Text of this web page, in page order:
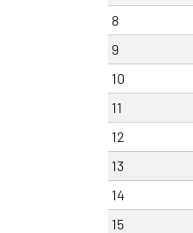
8
9
10
11
12
13
14
15